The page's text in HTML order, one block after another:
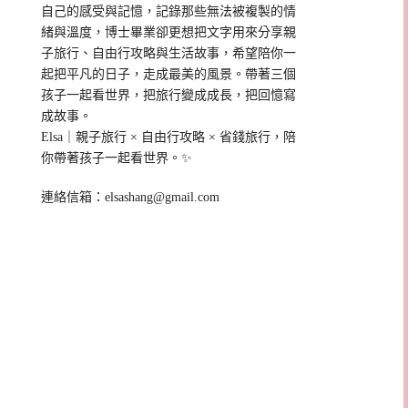
自己的感受與記憶，記錄那些無法被複製的情
緒與溫度，博士畢業卻更想把文字用來分享親
子旅行、自由行攻略與生活故事，希望陪你一
起把平凡的日子，走成最美的風景。帶著三個
孩子一起看世界，把旅行變成成長，把回憶寫
成故事。
Elsa｜親子旅行 × 自由行攻略 × 省錢旅行，陪
你帶著孩子一起看世界。✨
連絡信箱：elsashang@gmail.com